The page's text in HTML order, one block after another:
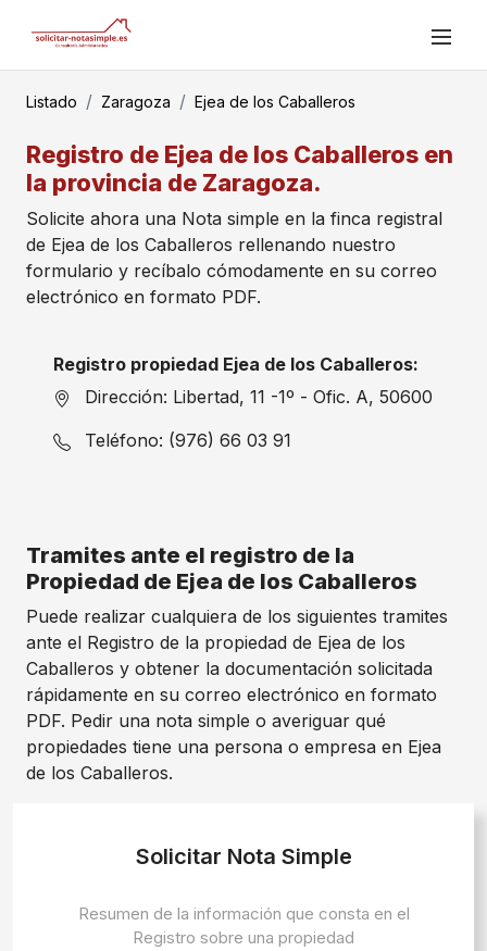
Listado Zaragoza Ejea de los Caballeros
Registro de Ejea de los Caballeros en
la provincia de Zaragoza.
Solicite ahora una Nota simple en la finca registral
de Ejea de los Caballeros rellenando nuestro
formulario y recíbalo cómodamente en su correo
electrónico en formato PDF.
Registro propiedad Ejea de los Caballeros:
Dirección: Libertad, 11 -1º - Ofic. A, 50600
Teléfono: (976) 66 03 91
Tramites ante el registro de la
Propiedad de Ejea de los Caballeros
Puede realizar cualquiera de los siguientes tramites
ante el Registro de la propiedad de Ejea de los
Caballeros y obtener la documentación solicitada
rápidamente en su correo electrónico en formato
PDF. Pedir una nota simple o averiguar qué
propiedades tiene una persona o empresa en Ejea
de los Caballeros.
Solicitar Nota Simple
Resumen de la información que consta en el
Registro sobre una propiedad